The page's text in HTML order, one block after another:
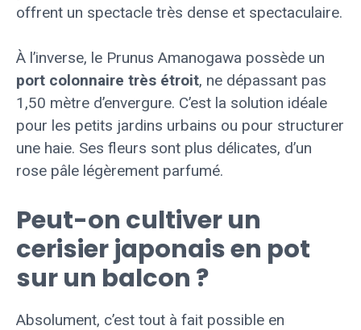
offrent un spectacle très dense et spectaculaire.
À l’inverse, le Prunus Amanogawa possède un
port colonnaire très étroit, ne dépassant pas
1,50 mètre d’envergure. C’est la solution idéale
pour les petits jardins urbains ou pour structurer
une haie. Ses fleurs sont plus délicates, d’un
rose pâle légèrement parfumé.
Peut-on cultiver un
cerisier japonais en pot
sur un balcon ?
Absolument, c’est tout à fait possible en